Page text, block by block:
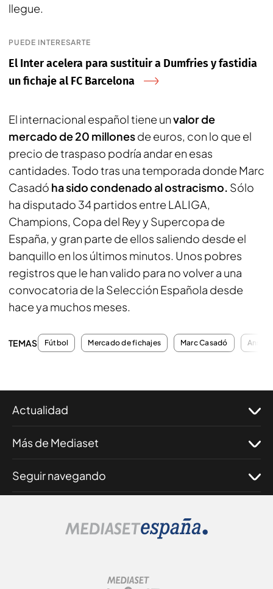
llegue.
PUEDE INTERESARTE
El Inter acelera para sustituir a Dumfries y fastidia
un fichaje al FC Barcelona
El internacional español tiene unvalor de
mercado de 20 millonesde euros, con lo que el
precio de traspaso podría andar en esas
cantidades. Todo tras una temporada donde Marc
Casadó ha sido condenado al ostracismo. Sólo
ha disputado 34 partidos entre LALIGA,
Champions, Copa del Rey y Supercopa de
España, y gran parte de ellos saliendo desde el
banquillo en los últimos minutos. Unos pobres
registros que le han valido para no volver a una
convocatoria de la Selección Española desde
hace ya muchos meses.
TEMAS Fútbol Mercado de fichajes Marc Casadó Ansu
Actualidad
Más de Mediaset
Seguir navegando